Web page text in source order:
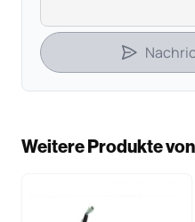
Weitere Produkte